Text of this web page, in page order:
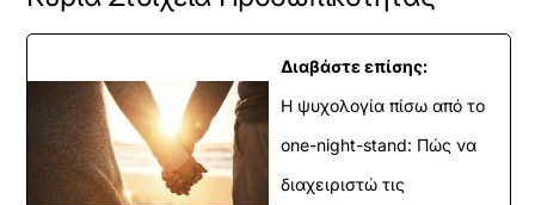
Διαβάστε επίσης:
Η ψυχολογία πίσω από το
one-night-stand: Πώς να
διαχειριστώ τις